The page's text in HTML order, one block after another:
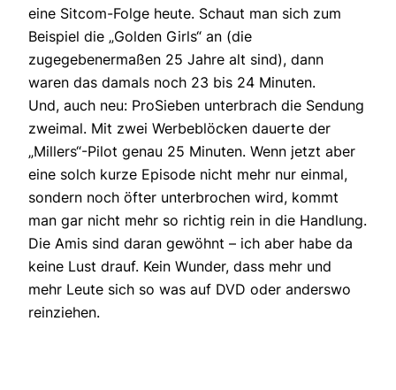
eine Sitcom-Folge heute. Schaut man sich zum
Beispiel die „Golden Girls“ an (die
zugegebenermaßen 25 Jahre alt sind), dann
waren das damals noch 23 bis 24 Minuten.
Und, auch neu: ProSieben unterbrach die Sendung
zweimal. Mit zwei Werbeblöcken dauerte der
„Millers“-Pilot genau 25 Minuten. Wenn jetzt aber
eine solch kurze Episode nicht mehr nur einmal,
sondern noch öfter unterbrochen wird, kommt
man gar nicht mehr so richtig rein in die Handlung.
Die Amis sind daran gewöhnt – ich aber habe da
keine Lust drauf. Kein Wunder, dass mehr und
mehr Leute sich so was auf DVD oder anderswo
reinziehen.